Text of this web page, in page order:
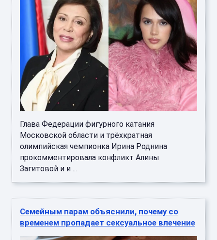
Глава Федерации фигурного катания
Московской области и трёхкратная
олимпийская чемпионка Ирина Роднина
прокомментировала конфликт Алины
Загитовой и и ...
Семейным парам объяснили, почему со
временем пропадает сексуальное влечение